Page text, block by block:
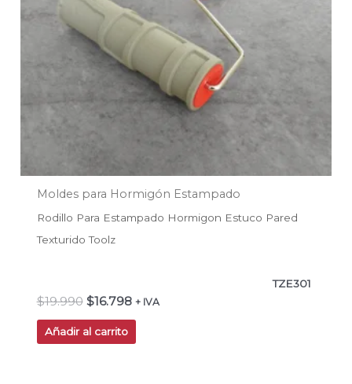
Moldes para Hormigón Estampado
Rodillo Para Estampado Hormigon Estuco Pared
Texturido Toolz
TZE301
$19.990 $16.798 + IVA
Añadir al carrito